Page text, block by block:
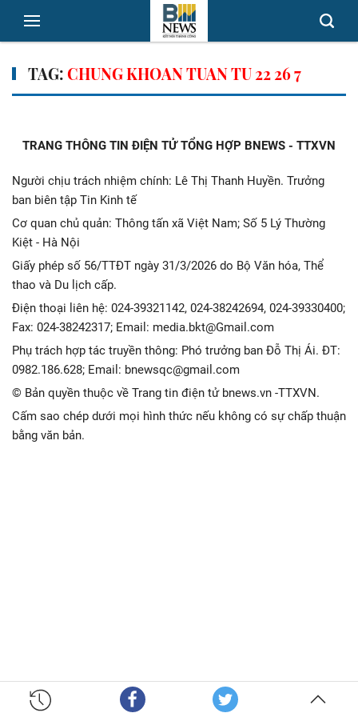
TAG:CHUNG KHOAN TUAN TU 22 26 7
TRANG THÔNG TIN ĐIỆN TỬ TỔNG HỢP BNEWS - TTXVN
Người chịu trách nhiệm chính: Lê Thị Thanh Huyền. Trưởng
ban biên tập Tin Kinh tế
Cơ quan chủ quản: Thông tấn xã Việt Nam; Số 5 Lý Thường
Kiệt - Hà Nội
Giấy phép số 56/TTĐT ngày 31/3/2026 do Bộ Văn hóa, Thể
thao và Du lịch cấp.
Điện thoại liên hệ: 024-39321142, 024-38242694, 024-39330400;
Fax: 024-38242317; Email: media.bkt@Gmail.com
Phụ trách hợp tác truyền thông: Phó trưởng ban Đỗ Thị Ái. ĐT:
0982.186.628; Email: bnewsqc@gmail.com
© Bản quyền thuộc về Trang tin điện tử bnews.vn -TTXVN.
Cấm sao chép dưới mọi hình thức nếu không có sự chấp thuận
bằng văn bản.